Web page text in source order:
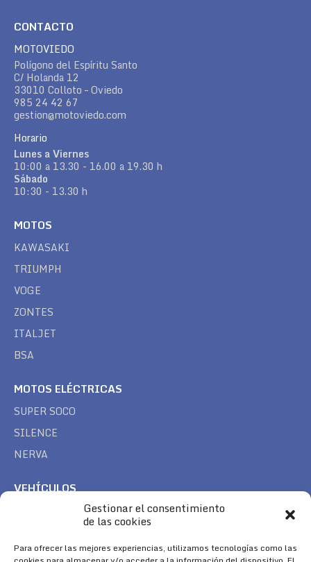
Gestionar el consentimiento
de las cookies
Para ofrecer las mejores experiencias, utilizamos tecnologías como las
CONTACTO
MOTOVIEDO
Polígono del Espíritu Santo
C/ Holanda 12
33010 Colloto – Oviedo
985 24 42 67
gestion@motoviedo.com
Horario
Lunes a Viernes
10:00 a 13.30 - 16.00 a 19.30 h
Sábado
10:30 - 13.30 h
MOTOS
KAWASAKI
TRIUMPH
VOGE
ZONTES
ITALJET
BSA
MOTOS ELÉCTRICAS
SUPER SOCO
SILENCE
NERVA
VEHÍCULOS
TREK